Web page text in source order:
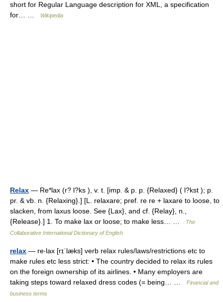
short for Regular Language description for XML, a specification
for… …
Wikipedia
Relax — Re*lax (r? l?ks ), v. t. [imp. & p. p. {Relaxed} ( l?kst ); p.
pr. & vb. n. {Relaxing}.] [L. relaxare; pref. re re + laxare to loose, to
slacken, from laxus loose. See {Lax}, and cf. {Relay}, n.,
{Release}.] 1. To make lax or loose; to make less… …
The
Collaborative International Dictionary of English
relax — re‧lax [rɪˈlæks] verb relax rules/​laws/​restrictions etc to
make rules etc less strict: • The country decided to relax its rules
on the foreign ownership of its airlines. • Many employers are
taking steps toward relaxed dress codes (= being… …
Financial and
business terms